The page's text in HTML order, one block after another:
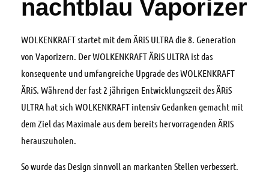
nachtblau Vaporizer
WOLKENKRAFT startet mit dem ÄRiS ULTRA die 8. Generation
von Vaporizern. Der WOLKENKRAFT ÄRiS ULTRA ist das
konsequente und umfangreiche Upgrade des WOLKENKRAFT
ÄRiS. Während der fast 2 jährigen Entwicklungszeit des ÄRiS
ULTRA hat sich WOLKENKRAFT intensiv Gedanken gemacht mit
dem Ziel das Maximale aus dem bereits hervorragenden ÄRIS
herauszuholen.
So wurde das Design sinnvoll an markanten Stellen verbessert.